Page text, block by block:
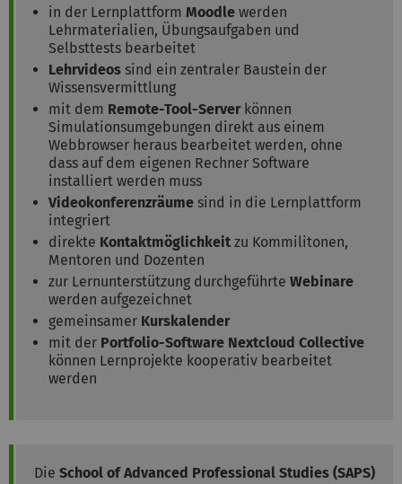
in der Lernplattform Moodle werden
Lehrmaterialien, Übungsaufgaben und
Selbsttests bearbeitet
Lehrvideos sind ein zentraler Baustein der
Wissensvermittlung
mit dem Remote-Tool-Server können
Simulationsumgebungen direkt aus einem
Webbrowser heraus bearbeitet werden, ohne
dass auf dem eigenen Rechner Software
installiert werden muss
Videokonferenzräume sind in die Lernplattform
integriert
direkte Kontaktmöglichkeit zu Kommilitonen,
Mentoren und Dozenten
zur Lernunterstützung durchgeführte Webinare
werden aufgezeichnet
gemeinsamer Kurskalender
mit der Portfolio-Software Nextcloud Collective
können Lernprojekte kooperativ bearbeitet
werden
Die School of Advanced Professional Studies (SAPS)